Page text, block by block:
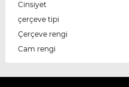
Cinsiyet
çerçeve tipi
Çerçeve rengi
Cam rengi